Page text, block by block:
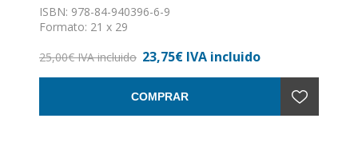
ISBN: 978-84-940396-6-9
Formato: 21 x 29
Encuadernación: Tapa dura
25,00€ IVA incluido 23,75€ IVA incluido
COMPRAR